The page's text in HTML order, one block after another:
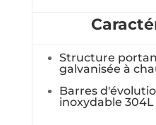
Structure
galvanisée à
Barres
inoxydable 304L